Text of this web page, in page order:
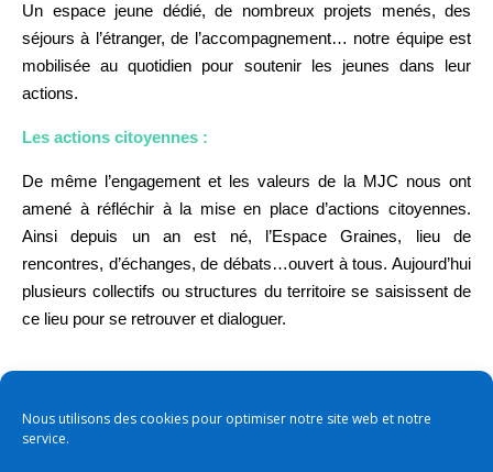
Nous utilisons des cookies pour optimiser notre site web et notre
service.
Un espace jeune dédié, de nombreux projets menés, des
séjours à l’étranger, de l’accompagnement… notre équipe est
mobilisée au quotidien pour soutenir les jeunes dans leur
actions.
Les actions citoyennes :
De même l’engagement et les valeurs de la MJC nous ont
amené à réfléchir à la mise en place d’actions citoyennes.
Ainsi depuis un an est né, l’Espace Graines, lieu de
rencontres, d’échanges, de débats…ouvert à tous. Aujourd’hui
plusieurs collectifs ou structures du territoire se saisissent de
ce lieu pour se retrouver et dialoguer.